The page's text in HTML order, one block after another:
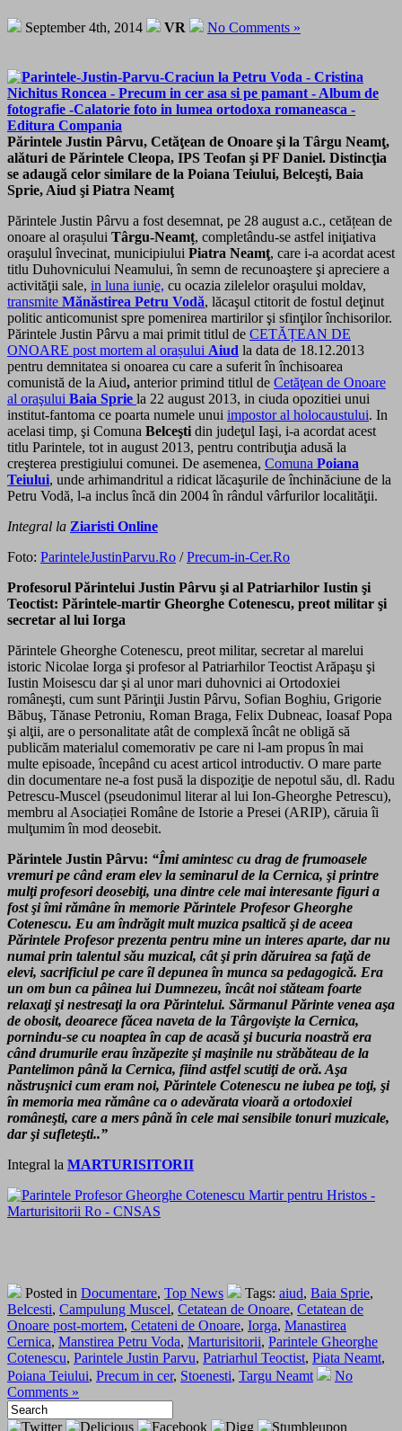
September 4th, 2014 VR No Comments »
Părintele Justin Pârvu, Cetăţean de Onoare şi la Târgu Neamţ,
alături de Părintele Cleopa, IPS Teofan şi PF Daniel. Distincţia
se adaugă celor similare de la Poiana Teiului, Belceşti, Baia
Sprie, Aiud şi Piatra Neamţ
Părintele Justin Pârvu a fost desemnat, pe 28 august a.c., cetățean de
onoare al orașului Târgu-Neamț, completându-se astfel iniţiativa
oraşulul învecinat, municipiului Piatra Neamţ, care i-a acordat acest
titlu Duhovnicului Neamului, în semn de recunoaştere şi apreciere a
activităţii sale, in luna iunie, cu ocazia zilelelor oraşului moldav,
transmite Mănăstirea Petru Vodă, lăcaşul ctitorit de fostul deţinut
politic anticomunist spre pomenirea martirilor şi sfinţilor închisorilor.
Părintele Justin Pârvu a mai primit titlul de CETĂȚEAN DE
ONOARE post mortem al orașului Aiud la data de 18.12.2013
pentru demnitatea si onoarea cu care a suferit în închisoarea
comunistă de la Aiud, anterior primind titlul de Cetăţean de Onoare
al oraşului Baia Sprie la 22 august 2013, in ciuda opozitiei unui
institut-fantoma ce poarta numele unui impostor al holocaustului. In
acelasi timp, şi Comuna Belceşti din judeţul Iaşi, i-a acordat acest
titlu Parintele, tot in august 2013, pentru contribuţia adusă la
creşterea prestigiului comunei. De asemenea, Comuna Poiana
Teiului, unde arhimandritul a ridicat lăcaşurile de închinăciune de la
Petru Vodă, l-a inclus încă din 2004 în rândul vârfurilor localităţii.
Integral la Ziaristi Online
Foto: ParinteleJustinParvu.Ro /Precum-in-Cer.Ro
Profesorul Părintelui Justin Pârvu şi al Patriarhilor Iustin şi
Teoctist: Părintele-martir Gheorghe Cotenescu, preot militar şi
secretar al lui Iorga
Părintele Gheorghe Cotenescu, preot militar, secretar al marelui
istoric Nicolae Iorga şi profesor al Patriarhilor Teoctist Arăpaşu şi
Iustin Moisescu dar şi al unor mari duhovnici ai Ortodoxiei
româneşti, cum sunt Părinţii Justin Pârvu, Sofian Boghiu, Grigorie
Băbuş, Tănase Petroniu, Roman Braga, Felix Dubneac, Ioasaf Popa
şi alţii, are o personalitate atât de complexă încât ne obligă să
publicăm materialul comemorativ pe care ni l-am propus în mai
multe episoade, începând cu acest articol introductiv. O mare parte
din documentare ne-a fost pusă la dispoziţie de nepotul său, dl. Radu
Petrescu-Muscel (pseudonimul literar al lui Ion-Gheorghe Petrescu),
membru al Asociației Române de Istorie a Presei (ARIP), căruia îi
mulţumim în mod deosebit.
Părintele Justin Pârvu: “Îmi amintesc cu drag de frumoasele
vremuri pe când eram elev la seminarul de la Cernica, şi printre
mulţi profesori deosebiţi, una dintre cele mai interesante figuri a
fost şi îmi rămâne în memorie Părintele Profesor Gheorghe
Cotenescu. Eu am îndrăgit mult muzica psaltică şi de aceea
Părintele Profesor prezenta pentru mine un interes aparte, dar nu
numai prin talentul său muzical, cât şi prin dăruirea sa faţă de
elevi, sacrificiul pe care îl depunea în munca sa pedagogică. Era
un om bun ca pâinea lui Dumnezeu, încât noi stăteam foarte
relaxaţi şi nestresaţi la ora Părintelui. Sărmanul Părinte venea aşa
de obosit, deoarece făcea naveta de la Târgovişte la Cernica,
pornindu-se cu noaptea în cap de acasă şi bucuria noastră era
când drumurile erau înzăpezite şi maşinile nu străbăteau de la
Pantelimon până la Cernica, fiind astfel scutiţi de oră. Aşa
năstruşnici cum eram noi, Părintele Cotenescu ne iubea pe toţi, şi
în memoria mea rămâne ca o adevărata vioară a ortodoxiei
româneşti, care a mers până în cele mai sensibile tonuri muzicale,
dar şi sufleteşti..”
Integral la MARTURISITORII
Posted in Documentare, Top News Tags: aiud, Baia Sprie,
Belcesti, Campulung Muscel, Cetatean de Onoare, Cetatean de
Onoare post-mortem, Cetateni de Onoare, Iorga, Manastirea
Cernica, Manstirea Petru Voda, Marturisitorii, Parintele Gheorghe
Cotenescu, Parintele Justin Parvu, Patriarhul Teoctist, Piata Neamt,
Poiana Teiului, Precum in cer, Stoenesti, Targu Neamt
No
Comments »